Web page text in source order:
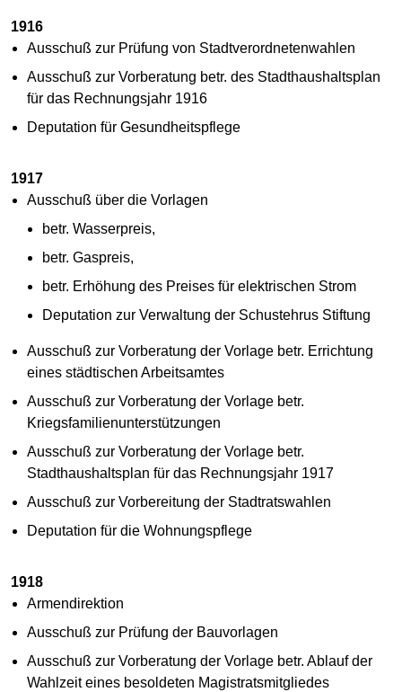
1916
Ausschuß zur Prüfung von Stadtverordnetenwahlen
Ausschuß zur Vorberatung betr. des Stadthaushaltsplan
für das Rechnungsjahr 1916
Deputation für Gesundheitspflege
1917
Ausschuß über die Vorlagen
betr. Wasserpreis,
betr. Gaspreis,
betr. Erhöhung des Preises für elektrischen Strom
Deputation zur Verwaltung der Schustehrus Stiftung
Ausschuß zur Vorberatung der Vorlage betr. Errichtung
eines städtischen Arbeitsamtes
Ausschuß zur Vorberatung der Vorlage betr.
Kriegsfamilienunterstützungen
Ausschuß zur Vorberatung der Vorlage betr.
Stadthaushaltsplan für das Rechnungsjahr 1917
Ausschuß zur Vorbereitung der Stadtratswahlen
Deputation für die Wohnungspflege
1918
Armendirektion
Ausschuß zur Prüfung der Bauvorlagen
Ausschuß zur Vorberatung der Vorlage betr. Ablauf der
Wahlzeit eines besoldeten Magistratsmitgliedes